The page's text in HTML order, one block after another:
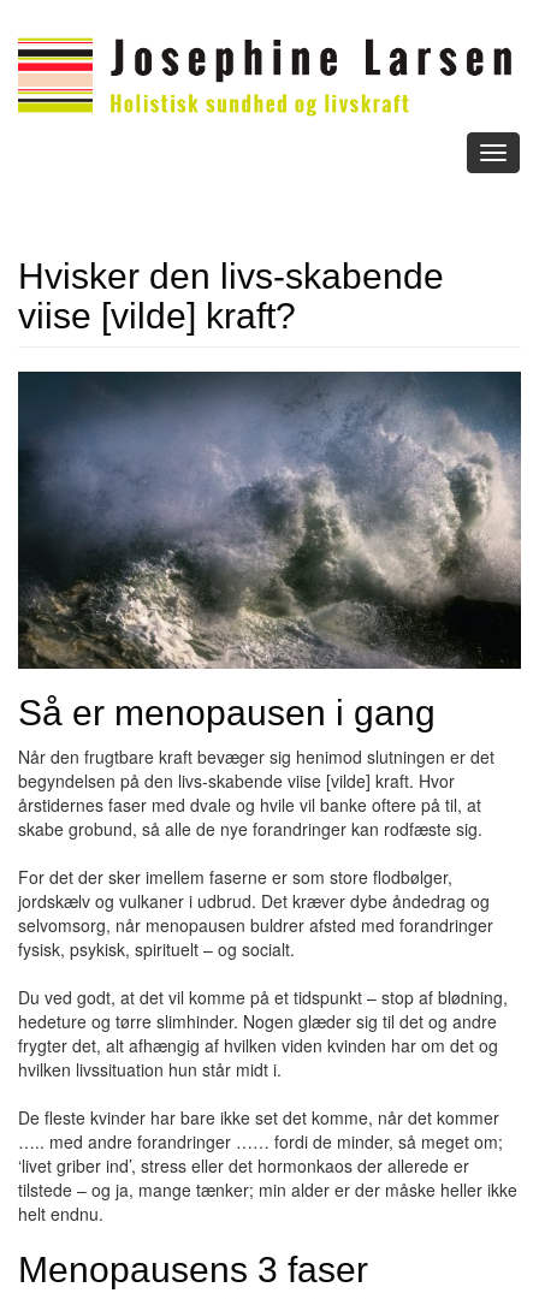
Hvisker den livs-skabende
viise [vilde] kraft?
Så er menopausen i gang
Når den frugtbare kraft bevæger sig henimod slutningen er det
begyndelsen på den livs-skabende viise [vilde] kraft. Hvor
årstidernes faser med dvale og hvile vil banke oftere på til, at
skabe grobund, så alle de nye forandringer kan rodfæste sig.
For det der sker imellem faserne er som store flodbølger,
jordskælv og vulkaner i udbrud. Det kræver dybe åndedrag og
selvomsorg, når menopausen buldrer afsted med forandringer
fysisk, psykisk, spirituelt – og socialt.
Du ved godt, at det vil komme på et tidspunkt – stop af blødning,
hedeture og tørre slimhinder. Nogen glæder sig til det og andre
frygter det, alt afhængig af hvilken viden kvinden har om det og
hvilken livssituation hun står midt i.
De fleste kvinder har bare ikke set det komme, når det kommer
….. med andre forandringer …… fordi de minder, så meget om;
‘livet griber ind’, stress eller det hormonkaos der allerede er
tilstede – og ja, mange tænker; min alder er der måske heller ikke
helt endnu.
Menopausens 3 faser